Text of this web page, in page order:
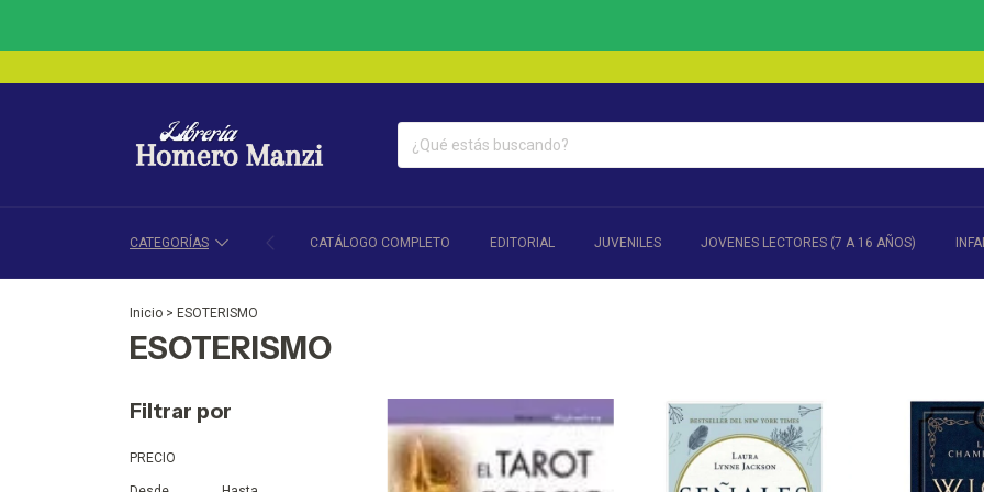
CATEGORÍAS CATÁLOGO COMPLETO EDITORIAL JUVENILES JOVENES LECTORES (7 A 16 AÑOS)
Inicio > ESOTERISMO
ESOTERISMO
Filtrar por
PRECIO